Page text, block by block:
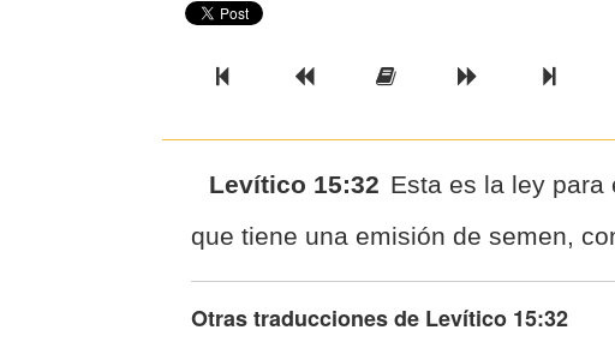
Previous BookPrevious Chapter
Read the FullNext Chapter
Next
Levítico 15:32 Esta es la ley para
que tiene una emisión de semen,
Otras traducciones de Levítico 15:32